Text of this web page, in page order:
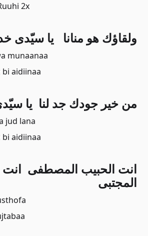
2x
ﻭﻟﻘﺎﺅﻙ ﻫﻮ ﻣﻨﺎﻧﺎ ﻳﺎ ﺳﻴّﺪﻯ ﺧﺪ
munaanaa
bi aidiinaa
ﻣﻦ ﺧﻴﺮ ﺟﻮﺩﻙ ﺟﺪ ﻟﻨﺎ ﻳﺎ
jud lana
bi aidiinaa
ﺍﻧﺖ ﺍﻟﺤﺒﻴﺐ ﺍﻟﻤﺼﻄﻔﻰ ﺍﻧﺖ
ﺍﻟﻤﺠﺘﺒﻰ